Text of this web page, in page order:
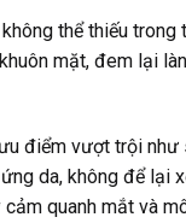
thể thiếu
mặt, đem lại
điểm vượt trội
da, không để
quanh mắt và